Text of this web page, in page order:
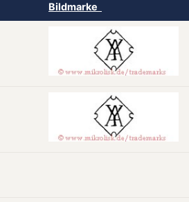
Bildmarke